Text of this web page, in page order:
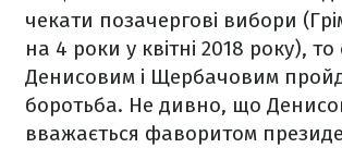
чекати позачергові вибори
на 4 роки у квітні 2018 року),
Денисовим і Щербачовим
боротьба. Не дивно, що
вважається фаворитом